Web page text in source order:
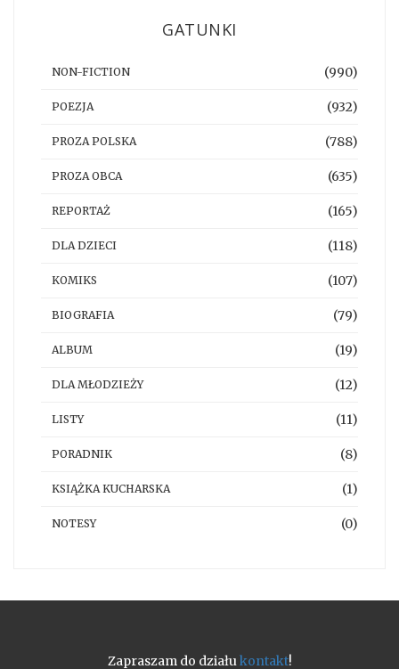
GATUNKI
NON-FICTION (990)
POEZJA (932)
PROZA POLSKA (788)
PROZA OBCA (635)
REPORTAŻ (165)
DLA DZIECI (118)
KOMIKS (107)
BIOGRAFIA (79)
ALBUM (19)
DLA MŁODZIEŻY (12)
LISTY (11)
PORADNIK (8)
KSIĄŻKA KUCHARSKA (1)
NOTESY (0)
Zapraszam do działukontakt!